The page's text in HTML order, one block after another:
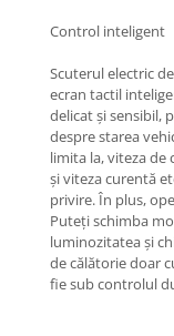
Control inteligent
Scuterul electric
ecran tactil
delicat și sensibil,
despre starea
limita la, viteza
și viteza curentă
privire. În plus,
Puteți schimba
luminozitatea și
de călătorie doar
fie sub controlul